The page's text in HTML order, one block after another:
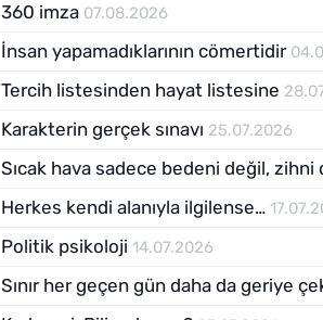
ekonomisinin sokaktaki
kararlarla şekillenmiyor; aynı
işlek caddelerinden biri olan
küçük bir market sahibi.
ekliyor: "Benim gibi küçük
son dönemde daha çok
Cadde’ye gidip bir cafeye
görmemek elde değil. 75’te
içip tatlı yemeğe gelmiyor,
360 imza 07.08.2026
İnsan yapamadıklarının cömertidir
Tercih listesinden hayat listesine
Karakterin gerçek sınavı 25.07.2026
Sıcak hava sadece bedeni değil, zihni
Herkes kendi alanıyla ilgilense…
Politik psikoloji14.07.2026
Sınır her geçen gün daha da geriye